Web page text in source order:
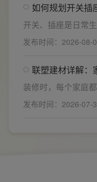
一站式配齐全屋电
的家用开关电气套
插座、配电箱、多
购与售后更省心。
如何规划开关插
开关电气套装品
开关、插座是日常
电气配件。随着家
插座和开关也会越
关键。如果装修时
够，或者开关、插
今后的日常生活带
隐患。 所以装修前
发布时间：2026-08-
联塑建材详解：
选，开关插座怎
装修时，每个家庭
业主在挑选家用开
插座、开关合理的
发布时间：2026-07-